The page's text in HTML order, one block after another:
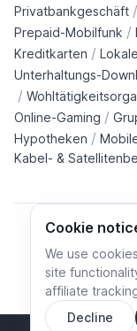
Cookie
We use
site
affiliate
Decline
Privatbankgeschäft /
Prepaid-Mobilfunk /
Kreditkarten /
Unterhaltungs-
/
Online-Gaming /
Hypotheken /
Kabel- &
Cookie